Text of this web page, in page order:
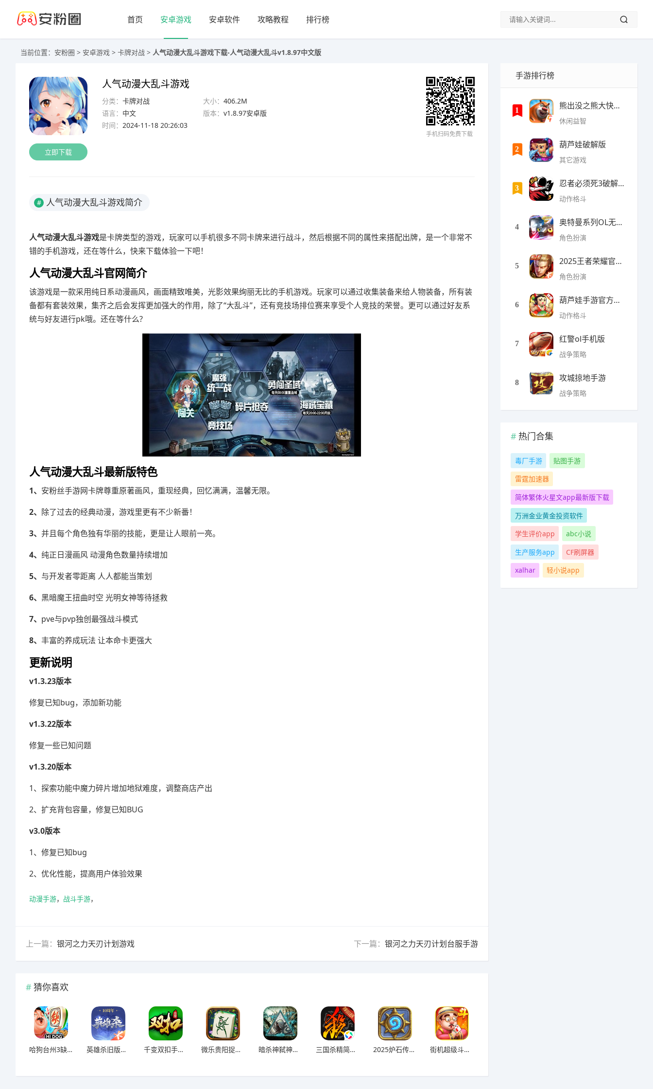
首页 安卓游戏 安卓软件 攻略教程 排行榜
当前位置： 安粉圈 > 安卓游戏 > 卡牌对战 > 人气动漫大乱斗游戏下载-人气动漫大乱斗v1.8.97中文版
立即下载
人气动漫大乱斗游戏
分类： 卡牌对战 大小： 406.2M
语言： 中文 版本： v1.8.97安卓版
时间： 2024-11-18 20:26:03
手机扫码免费下载
# 人气动漫大乱斗游戏简介
人气动漫大乱斗游戏是卡牌类型的游戏，玩家可以手机很多不同卡牌来进行战斗，然后根据不同的属性来搭配出牌，是一个非常不
错的手机游戏，还在等什么，快来下载体验一下吧！
人气动漫大乱斗官网简介
该游戏是一款采用纯日系动漫画风，画面精致唯美，光影效果绚丽无比的手机游戏。玩家可以通过收集装备来给人物装备，所有装
备都有套装效果，集齐之后会发挥更加强大的作用，除了“大乱斗”，还有竞技场排位赛来享受个人竞技的荣誉。更可以通过好友系
统与好友进行pk哦。还在等什么?
人气动漫大乱斗最新版特色
1、 安粉丝手游网卡牌尊重原著画风，重现经典，回忆满满，温馨无限。
2、 除了过去的经典动漫，游戏里更有不少新番！
3、 并且每个角色独有华丽的技能，更是让人眼前一亮。
4、 纯正日漫画风 动漫角色数量持续增加
5、 与开发者零距离 人人都能当策划
6、 黑暗魔王扭曲时空 光明女神等待拯救
7、 pve与pvp独创最强战斗模式
8、 丰富的养成玩法 让本命卡更强大
更新说明
v1.3.23版本
修复已知bug，添加新功能
v1.3.22版本
修复一些已知问题
v1.3.20版本
1、探索功能中魔力碎片增加地狱难度，调整商店产出
2、扩充背包容量，修复已知BUG
v3.0版本
1、修复已知bug
2、优化性能，提高用户体验效果
动漫手游， 战斗手游，
上一篇： 银河之力天刃计划游戏 下一篇： 银河之力天刃计划台服手游
猜你喜欢
哈狗台州3缺1游戏 英雄杀旧版本苹果版 千变双扣手机版 微乐贵阳捉鸡游戏 暗杀神弑神编年史汉化内购破解版 三国杀精简单机版 2025炉石传说官方手机网易版本 街机超级斗地主搓牌版
手游排行榜
1 熊出没之熊大快跑内购破
休闲益智
2 葫芦娃破解版
其它游戏
3 忍者必须死3破解版无限勾
动作格斗
4 奥特曼系列OL无限光元(9
角色扮演
5 2025王者荣耀官方全服版本
角色扮演
6 葫芦娃手游官方最新版
动作格斗
7 红警ol手机版
战争策略
8 攻城掠地手游
战争策略
热门合集
毒厂手游
贴图手游
雷霆加速器
简体繁体火星文app最新版下载
万洲金业黄金投资软件
学生评价app
abc小说
生产服务app
CF刷屏器
xalhar
轻小说app